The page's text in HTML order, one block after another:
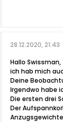
28.12.2020, 21:43
Hallo Swissman,
ich hab mich
Deine
Irgendwo habe
Die ersten drei
Der